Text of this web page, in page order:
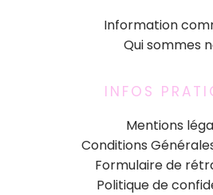
Information
Qui sommes
INFOS
Mentions
Conditions
Formulaire de
Politique de